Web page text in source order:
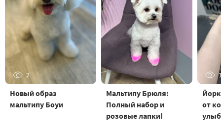
2
Новый образ
мальтипу Боуи
Мальтипу Брюля:
Полный набор и
розовые лапки!
от